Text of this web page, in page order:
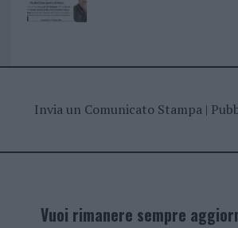
Invia un Comunicato Stampa|
Vuoi rimanere sempre